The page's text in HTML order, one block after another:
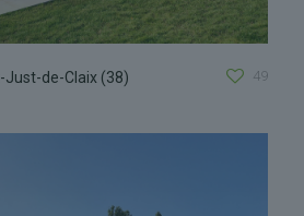
Just-de-Claix (38) 49